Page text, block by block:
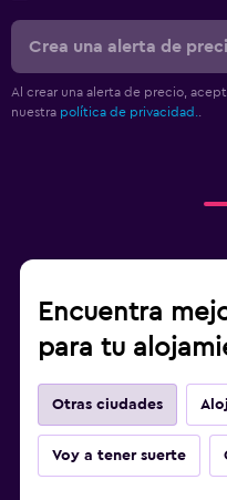
Crea una alerta de
Al crear una alerta de precio,
nuestra política de privacidad.
Encuentra
para tu
Otras ciudades
Voy a tener suerte